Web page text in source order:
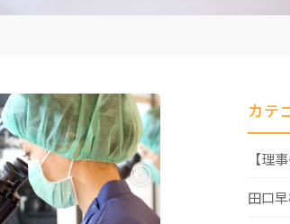
カテ
【理
田口